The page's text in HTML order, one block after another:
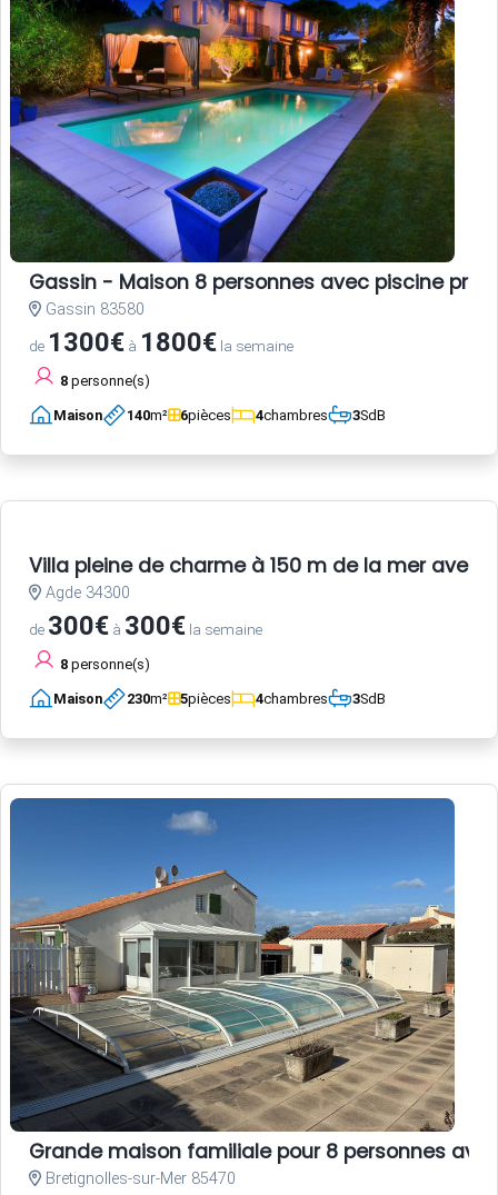
Gassin - Maison 8 personnes avec piscine
Gassin 83580
de 1300€ à 1800€ la semaine
8 personne(s)
Maison 140m² 6pièces 4chambres 3SdB
Villa pleine de charme à 150 m de la mer avec
Agde 34300
de 300€ à 300€ la semaine
8 personne(s)
Maison 230m² 5pièces 4chambres 3SdB
Grande maison familiale pour 8 personnes
Bretignolles-sur-Mer 85470